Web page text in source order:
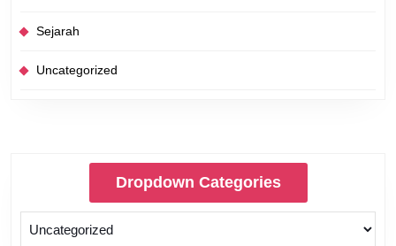
Sejarah
Uncategorized
Dropdown Categories